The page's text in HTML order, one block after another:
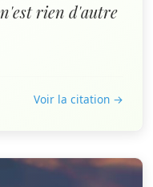
rien d'autre
Voir la citation →